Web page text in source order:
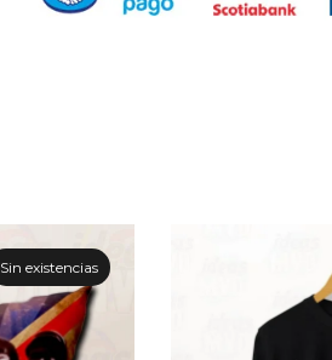
Sin existencias